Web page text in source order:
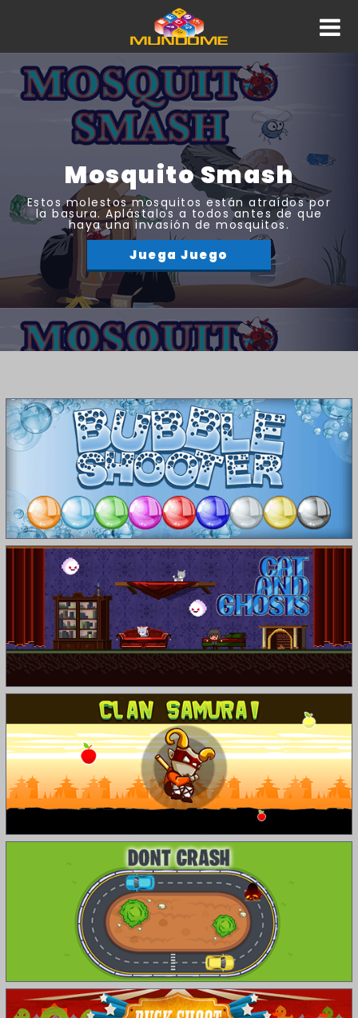
Mosquito Smash
Estos molestos mosquitos están atraídos por
la basura. Aplástalos a todos antes de que
haya una invasión de mosquitos.
Juega Juego